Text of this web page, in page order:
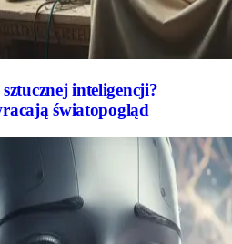
inteligencji?
światopogląd